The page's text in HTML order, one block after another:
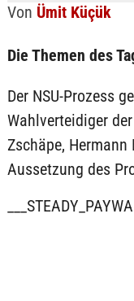
Von Ümit Küçük
Die Themen des
Der NSU-Prozess
Wahlverteidiger
Zschäpe,
Aussetzung des